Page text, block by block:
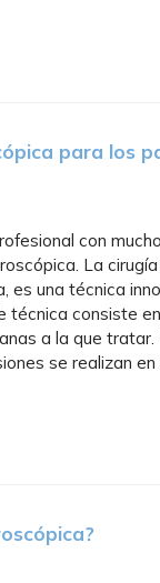
para los
con
La
es una técnica
técnica consiste
a la que
se realizan